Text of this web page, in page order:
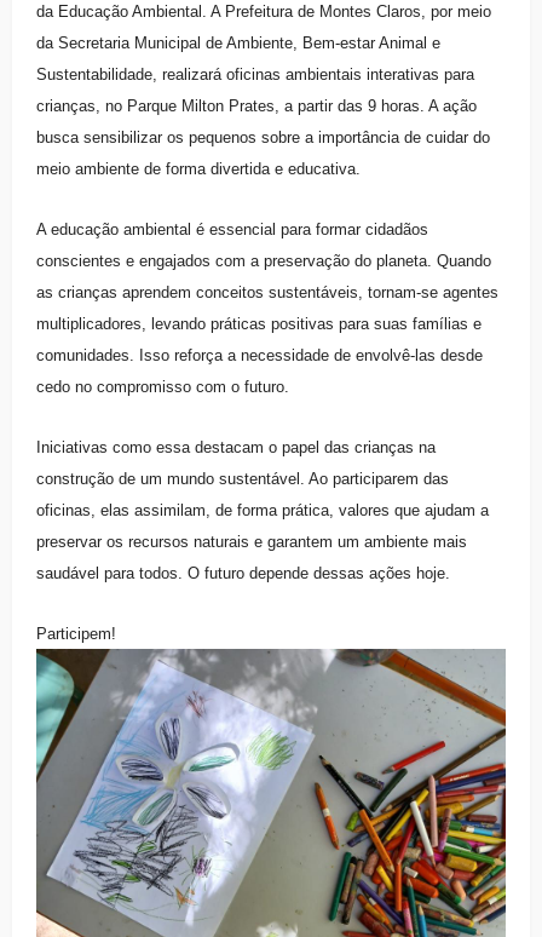
da Educação Ambiental. A Prefeitura de Montes Claros, por meio
da Secretaria Municipal de Ambiente, Bem-estar Animal e
Sustentabilidade, realizará oficinas ambientais interativas para
crianças, no Parque Milton Prates, a partir das 9 horas. A ação
busca sensibilizar os pequenos sobre a importância de cuidar do
meio ambiente de forma divertida e educativa.
A educação ambiental é essencial para formar cidadãos
conscientes e engajados com a preservação do planeta. Quando
as crianças aprendem conceitos sustentáveis, tornam-se agentes
multiplicadores, levando práticas positivas para suas famílias e
comunidades. Isso reforça a necessidade de envolvê-las desde
cedo no compromisso com o futuro.
Iniciativas como essa destacam o papel das crianças na
construção de um mundo sustentável. Ao participarem das
oficinas, elas assimilam, de forma prática, valores que ajudam a
preservar os recursos naturais e garantem um ambiente mais
saudável para todos. O futuro depende dessas ações hoje.
Participem!